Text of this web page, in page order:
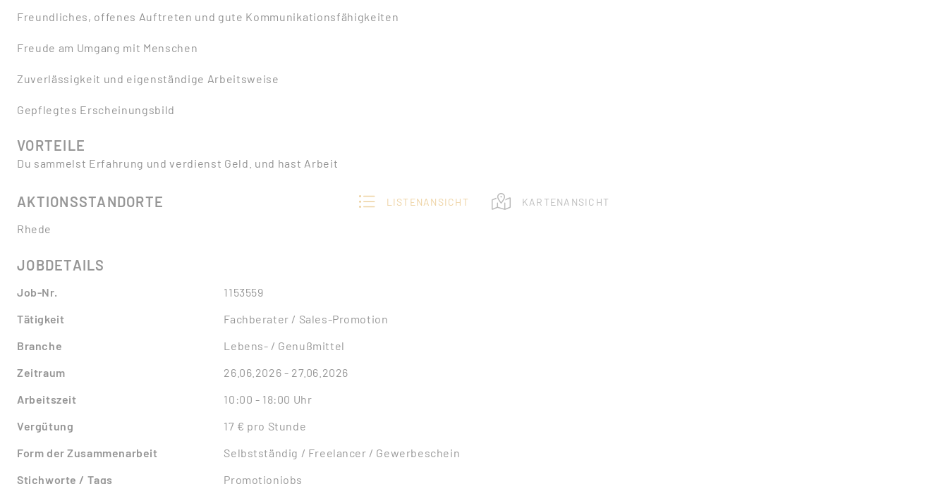
Freundliches, offenes Auftreten und gute Kommunikationsfähigkeiten
Freude am Umgang mit Menschen
Zuverlässigkeit und eigenständige Arbeitsweise
Gepflegtes Erscheinungsbild
VORTEILE
Du sammelst Erfahrung und verdienst Geld. und hast Arbeit
AKTIONSSTANDORTE LISTENANSICHT KARTENANSICHT
Rhede
JOBDETAILS
Job-Nr.
1153559
Tätigkeit
Fachberater / Sales-Promotion
Branche
Lebens- / Genußmittel
Zeitraum
26.06.2026 - 27.06.2026
Arbeitszeit
10:00 - 18:00 Uhr
Vergütung
17 € pro Stunde
Form der Zusammenarbeit
Selbstständig / Freelancer / Gewerbeschein
Stichworte / Tags
Promotionjobs